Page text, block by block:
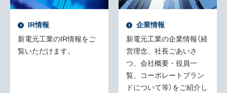
IR情報
新電元工業のIR情報をご
覧いただけます。
企業情報
新電元工業の企業情報（経
営理念、社長ごあいさ
つ、会社概要・役員一
覧、コーポレートブラン
ドについて等）をご紹介し